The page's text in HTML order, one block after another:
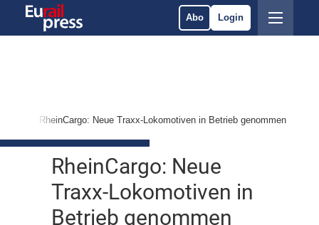
Abo Login
RheinCargo: Neue Traxx-Lokomotiven in Betrieb genommen
RheinCargo: Neue
Traxx-Lokomotiven in
Betrieb genommen